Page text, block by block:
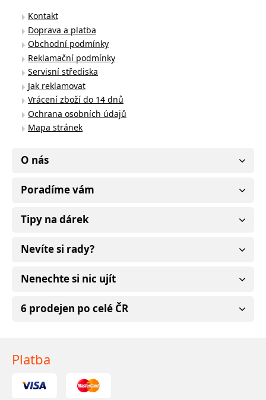
Kontakt
Doprava a platba
Obchodní podmínky
Reklamační podmínky
Servisní střediska
Jak reklamovat
Vrácení zboží do 14 dnů
Ochrana osobních údajů
Mapa stránek
O nás
Poradíme vám
Tipy na dárek
Nevíte si rady?
Nenechte si nic ujít
6 prodejen po celé ČR
Platba